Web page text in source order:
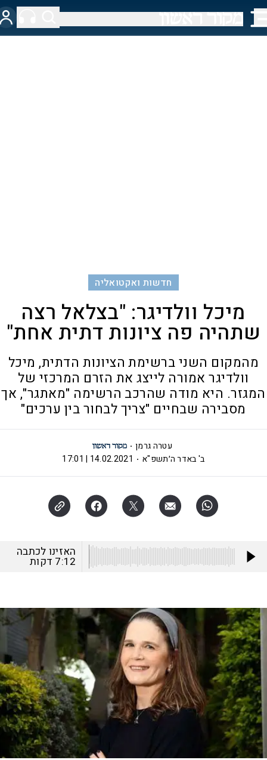
חדשות ואקטואליה
מיכל וולדיגר: "בצלאל רצה
שתהיה פה ציונות דתית אחת"
מהמקום השני ברשימת הציונות הדתית, מיכל
וולדיגר אמורה לייצג את הזרם המרכזי של
המגזר. היא מודה שהרכב הרשימה "מאתגר", אך
מסבירה שבחיים "צריך לבחור בין ערכים"
עטרה גרמן
ב' באדר ה׳תשפ"א
14.02.2021 | 17:01
האזינו לכתבה
7:12 דקות